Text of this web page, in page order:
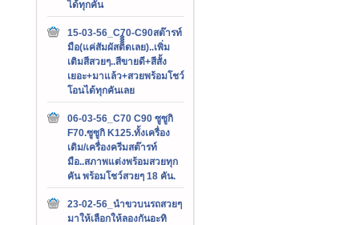
ได้ทุกคัน
15-03-56_C70-C90สต๊ารท์
มือ(แค่สัมผัสติิิิดเลย)..เพิ่ม
เติมสีสวยๆ..สีขายดี+สีสั้ง
เยอะ+มาแล้ว+สวยพร้อมโชว์
โอนได้ทุกคันเลย
06-03-56_C70 C90 ซูซูกิ
F70.ซูซูกิ K125.ทั้งเครื่อง
เดิม/เครื่องครีมสต๊ารท์
มือ..สภาพแต่งพร้อมสวยทุก
คัน พร้อมโชว์สวยๆ 18 คัน.
23-02-56_นำขวบนรถสวยๆ
มาให้เลือกให้ลองกันอะทิ